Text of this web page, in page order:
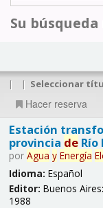
Su
| | Seleccionar
Hacer reserva
Estación
provincia deRío
por Agua y Energía
Idioma: Español
Editor: Buenos Aires:
1988